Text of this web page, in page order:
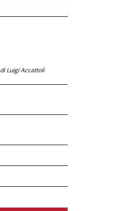
di Luigi Accattoli